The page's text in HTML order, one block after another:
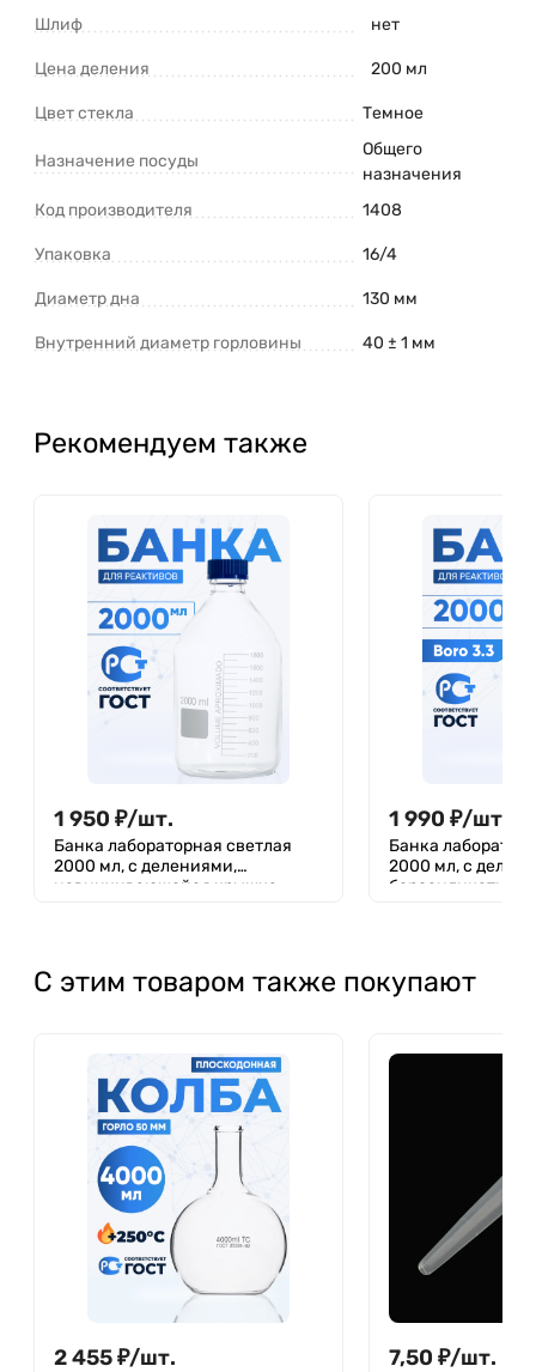
Шлиф
нет
Цена деления 200 мл
Цвет стекла Темное
Назначение посуды
Общего
назначения
Код производителя
1408
Упаковка 16/4
Диаметр дна 130 мм
Внутренний диаметр горловины 40 ± 1 мм
Рекомендуем также
1 950 ₽/шт.
Банка лабораторная светлая
2000 мл, с делениями,
навинчивающейся крышка,
1 990 ₽/шт.
Банка
2000 мл, с
боросиликатное
С этим товаром также покупают
2 455₽/шт. 7,50 ₽/шт.